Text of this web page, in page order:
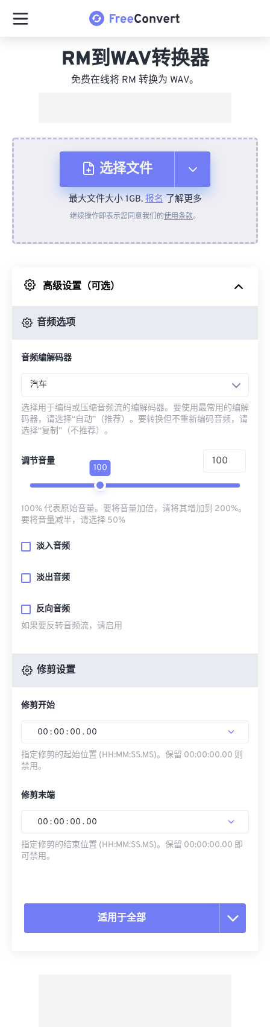
RM到WAV转换器
免费在线将 RM 转换为 WAV。
选择文件
从设备
来自 Google Drive
最大文件大小 1GB.报名了解更多
继续操作即表示您同意我们的使用条款。
高级设置（可选）
音频选项
音频编解码器
汽车
选择用于编码或压缩音频流的编解码器。要使用最常用的编解
码器，请选择“自动”（推荐）。要转换但不重新编码音频，请
选择“复制”（不推荐）。
调节音量
100
100% 代表原始音量。要将音量加倍，请将其增加到 200%。
要将音量减半，请选择 50%
淡入音频
淡出音频
反向音频
如果要反转音频流，请启用
修剪设置
修剪开始
00 : 00 : 00 . 00
指定修剪的起始位置 (HH:MM:SS.MS)。保留 00:00:00.00 则
禁用。
修剪末端
00 : 00 : 00 . 00
指定修剪的结束位置 (HH:MM:SS.MS)。保留 00:00:00.00 即
可禁用。
适用于全部